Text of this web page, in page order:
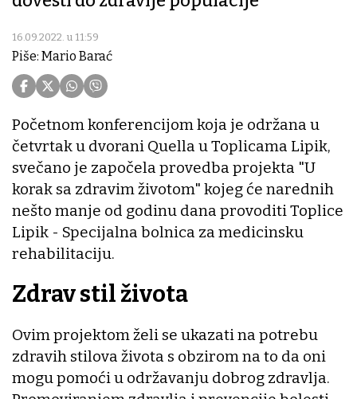
16.09.2022. u 11:59
Piše: Mario Barać
Početnom konferencijom koja je održana u
četvrtak u dvorani Quella u Toplicama Lipik,
svečano je započela provedba projekta "U
korak sa zdravim životom" kojeg će narednih
nešto manje od godinu dana provoditi Toplice
Lipik - Specijalna bolnica za medicinsku
rehabilitaciju.
Zdrav stil života
Ovim projektom želi se ukazati na potrebu
zdravih stilova života s obzirom na to da oni
mogu pomoći u održavanju dobrog zdravlja.